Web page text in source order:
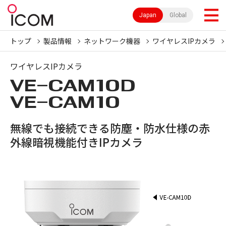
Japan Global
トップ 製品情報 ネットワーク機器 ワイヤレスIPカメラ
ワイヤレスIPカメラ
VE-CAM10D
VE-CAM10
無線でも接続できる防塵・防水仕様の赤
外線暗視機能付きIPカメラ